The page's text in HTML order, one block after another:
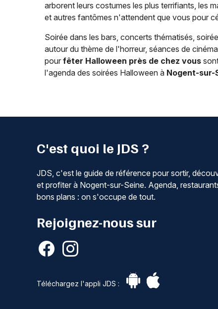
arborent leurs costumes les plus terrifiants, les
et autres fantômes n'attendent que vous pour
Soirée dans les bars, concerts thématisés,
autour du thème de l'horreur, séances de
pour fêter Halloween près de chez vous
l'agenda des soirées Halloween à Nogent-sur-
C'est quoi le JDS ?
JDS, c'est le guide de référence pour sortir,
et profiter à Nogent-sur-Seine. Agenda,
bons plans : on s'occupe de tout.
Rejoignez-nous sur
Téléchargez l'appli JDS :